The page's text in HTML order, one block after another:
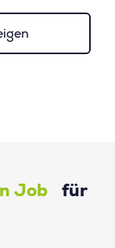
Job für